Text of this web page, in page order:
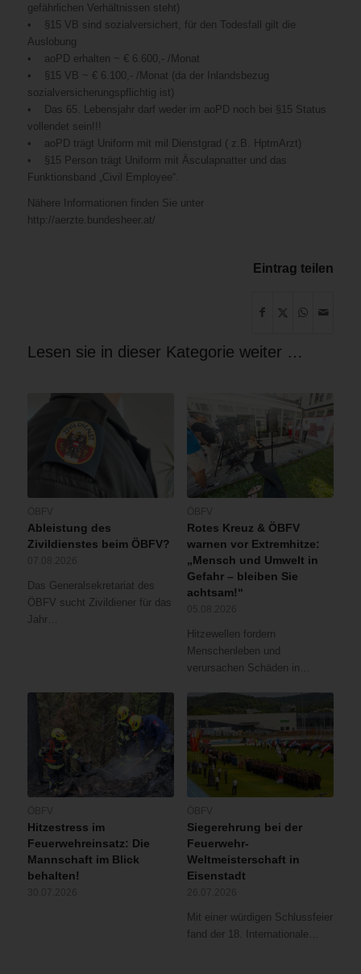
gefährlichen Verhältnissen steht)
• §15 VB sind sozialversichert, für den Todesfall gilt die
Auslobung
• aoPD erhalten ~ € 6.600,- /Monat
• §15 VB ~ € 6.100,- /Monat (da der Inlandsbezug
sozialversicherungspflichtig ist)
• Das 65. Lebensjahr darf weder im aoPD noch bei §15 Status
vollendet sein!!!
• aoPD trägt Uniform mit mil Dienstgrad ( z.B. HptmArzt)
• §15 Person trägt Uniform mit Äsculapnatter und das
Funktionsband „Civil Employee“.
Nähere Informationen finden Sie unter
http://aerzte.bundesheer.at/
Eintrag teilen
Lesen sie in dieser Kategorie weiter …
Ableistung des
Zivildienstes beim ÖBFV?
Das Generalsekretariat des
ÖBFV sucht Zivildiener für das
Jahr…
Rotes Kreuz & ÖBFV
warnen vor Extremhitze:
„Mensch und Umwelt in
Gefahr – bleiben Sie
achtsam!“
Hitzewellen fordern
Menschenleben und
verursachen Schäden in…
Hitzestress im
Feuerwehreinsatz: Die
Mannschaft im Blick
behalten!
Siegerehrung bei der
Feuerwehr-
Weltmeisterschaft in
Eisenstadt
Mit einer würdigen Schlussfeier
fand der 18. Internationale…